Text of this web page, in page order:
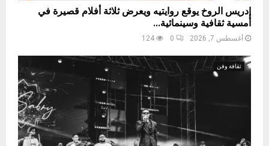
إدريس الروخ يوقع روايتيه ويعرض ثلاثة أفلام قصيرة في
أمسية ثقافية وسينمائية...
أغسطس 7, 2026 0
124
ثقافة وفن